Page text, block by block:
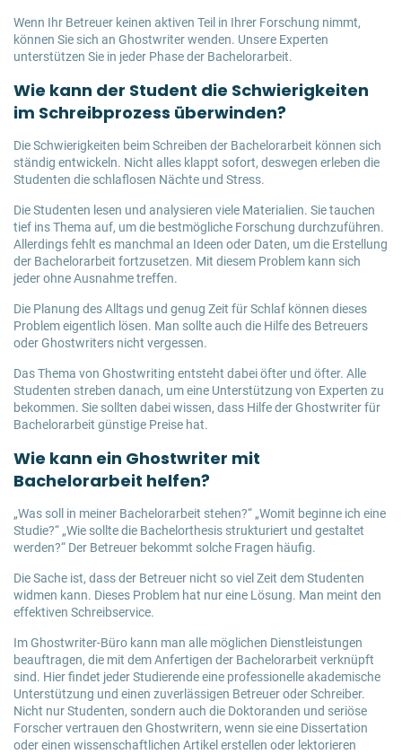
Wenn Ihr Betreuer keinen aktiven Teil in Ihrer Forschung nimmt,
können Sie sich an Ghostwriter wenden. Unsere Experten
unterstützen Sie in jeder Phase der Bachelorarbeit.
Wie kann der Student die Schwierigkeiten
im Schreibprozess überwinden?
Die Schwierigkeiten beim Schreiben der Bachelorarbeit können sich
ständig entwickeln. Nicht alles klappt sofort, deswegen erleben die
Studenten die schlaflosen Nächte und Stress.
Die Studenten lesen und analysieren viele Materialien. Sie tauchen
tief ins Thema auf, um die bestmögliche Forschung durchzuführen.
Allerdings fehlt es manchmal an Ideen oder Daten, um die Erstellung
der Bachelorarbeit fortzusetzen. Mit diesem Problem kann sich
jeder ohne Ausnahme treffen.
Die Planung des Alltags und genug Zeit für Schlaf können dieses
Problem eigentlich lösen. Man sollte auch die Hilfe des Betreuers
oder Ghostwriters nicht vergessen.
Das Thema von Ghostwriting entsteht dabei öfter und öfter. Alle
Studenten streben danach, um eine Unterstützung von Experten zu
bekommen. Sie sollten dabei wissen, dass Hilfe der Ghostwriter für
Bachelorarbeit günstige Preise hat.
Wie kann ein Ghostwriter mit
Bachelorarbeit helfen?
„Was soll in meiner Bachelorarbeit stehen?“ „Womit beginne ich eine
Studie?“ „Wie sollte die Bachelorthesis strukturiert und gestaltet
werden?“ Der Betreuer bekommt solche Fragen häufig.
Die Sache ist, dass der Betreuer nicht so viel Zeit dem Studenten
widmen kann. Dieses Problem hat nur eine Lösung. Man meint den
effektiven Schreibservice.
Im Ghostwriter-Büro kann man alle möglichen Dienstleistungen
beauftragen, die mit dem Anfertigen der Bachelorarbeit verknüpft
sind. Hier findet jeder Studierende eine professionelle akademische
Unterstützung und einen zuverlässigen Betreuer oder Schreiber.
Nicht nur Studenten, sondern auch die Doktoranden und seriöse
Forscher vertrauen den Ghostwritern, wenn sie eine Dissertation
oder einen wissenschaftlichen Artikel erstellen oder lektorieren